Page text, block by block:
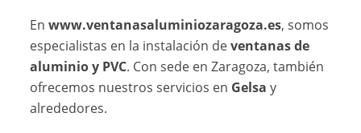
Enwww.ventanasaluminiozaragoza.es, somos
especialistas en la instalación deventanas de
aluminio y PVC. Con sede en Zaragoza, también
ofrecemos nuestros servicios en Gelsa y
alrededores.